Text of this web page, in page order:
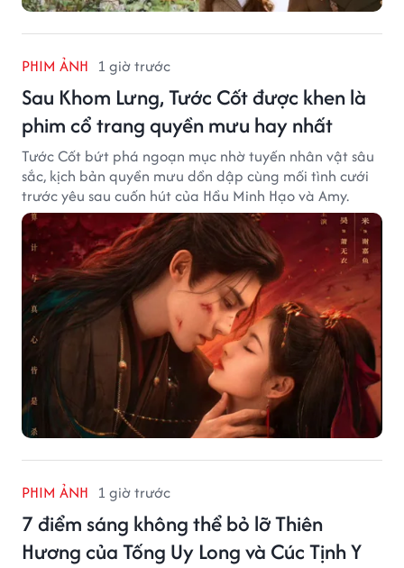
PHIM ẢNH 1 giờ trước
Sau Khom Lưng, Tước Cốt được khen là
phim cổ trang quyền mưu hay nhất
Tước Cốt bứt phá ngoạn mục nhờ tuyến nhân vật sâu
sắc, kịch bản quyền mưu dồn dập cùng mối tình cưới
trước yêu sau cuốn hút của Hầu Minh Hạo và Amy.
PHIM ẢNH 1 giờ trước
7 điểm sáng không thể bỏ lỡ Thiên
Hương của Tống Uy Long và Cúc Tịnh Y